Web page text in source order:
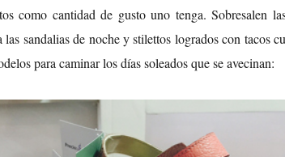
como cantidad de gusto uno tenga. Sobresalen
sandalias de noche y stilettos logrados con tacos
para caminar los días soleados que se avecinan: